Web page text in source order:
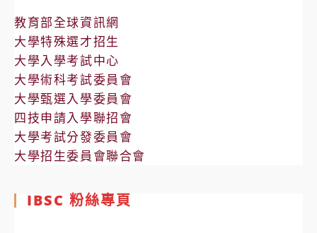
教育部全球資訊網
大學特殊選才招生
大學入學考試中心
大學術科考試委員會
大學甄選入學委員會
四技申請入學聯招會
大學考試分發委員會
大學招生委員會聯合會
IBSC 粉絲專頁